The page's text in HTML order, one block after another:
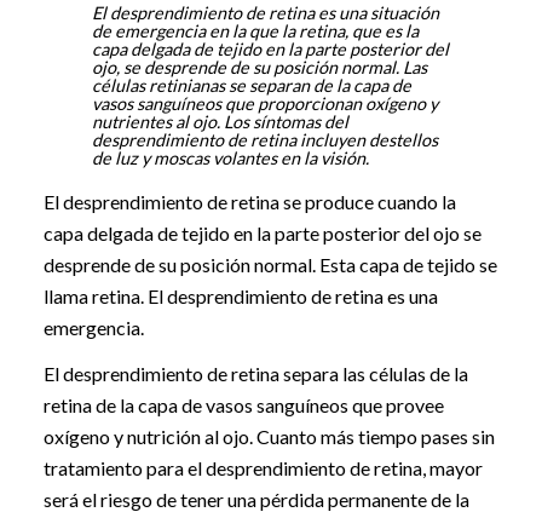
El desprendimiento de retina es una situación
de emergencia en la que la retina, que es la
capa delgada de tejido en la parte posterior del
ojo, se desprende de su posición normal. Las
células retinianas se separan de la capa de
vasos sanguíneos que proporcionan oxígeno y
nutrientes al ojo. Los síntomas del
desprendimiento de retina incluyen destellos
de luz y moscas volantes en la visión.
El desprendimiento de retina se produce cuando la
capa delgada de tejido en la parte posterior del ojo se
desprende de su posición normal. Esta capa de tejido se
llama retina. El desprendimiento de retina es una
emergencia.
El desprendimiento de retina separa las células de la
retina de la capa de vasos sanguíneos que provee
oxígeno y nutrición al ojo. Cuanto más tiempo pases sin
tratamiento para el desprendimiento de retina, mayor
será el riesgo de tener una pérdida permanente de la